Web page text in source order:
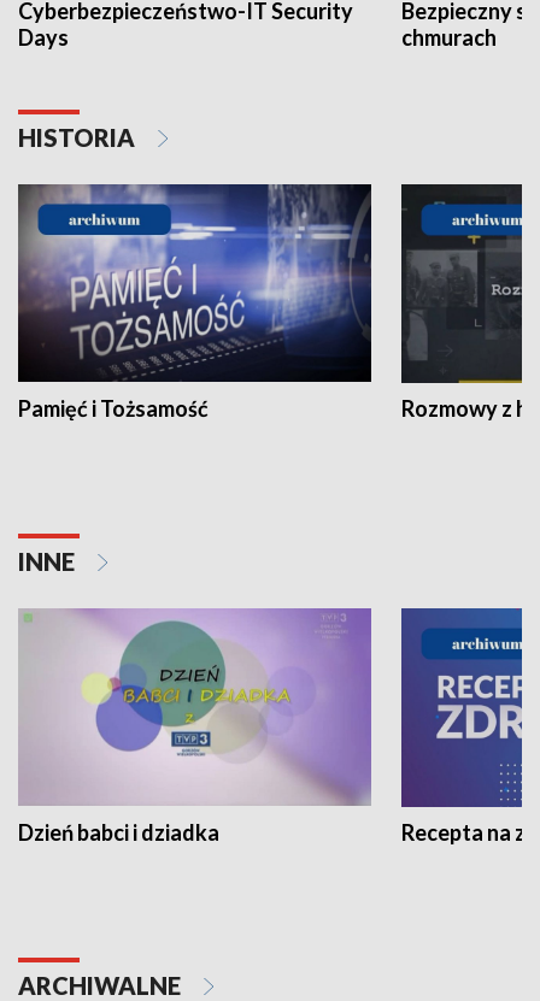
Cyberbezpieczeństwo-IT Security
Days
Bezpieczny
chmurach
HISTORIA
Pamięć i Tożsamość Rozmowy z
INNE
Dzień babci i dziadka Recepta na
ARCHIWALNE